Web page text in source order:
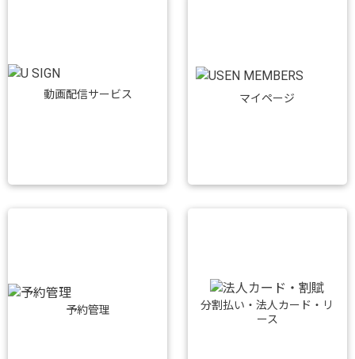
動画配信サービス マイページ
予約管理
分割払い・法人カード・リ
ース